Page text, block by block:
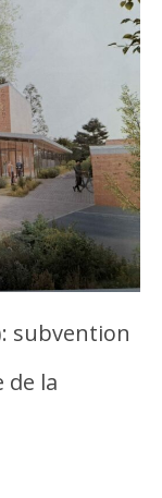
subvention
la